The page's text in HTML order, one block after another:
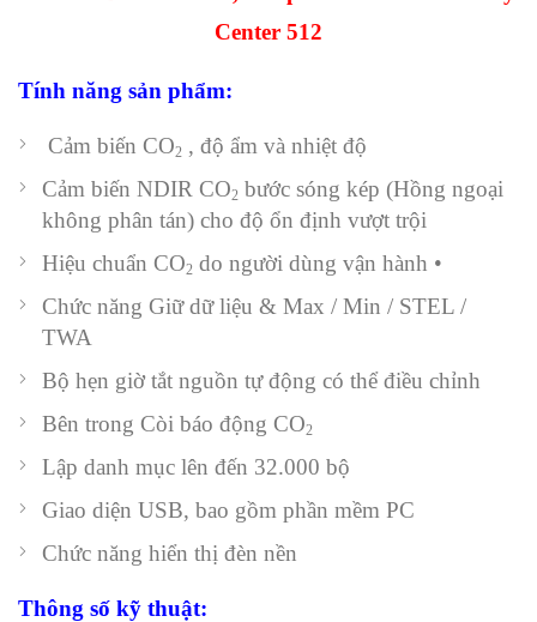
Center 512
Tính năng sản phẩm:
Cảm biến CO2 , độ ẩm và nhiệt độ
Cảm biến NDIR CO2 bước sóng kép (Hồng ngoại
không phân tán) cho độ ổn định vượt trội
Hiệu chuẩn CO2 do người dùng vận hành •
Chức năng Giữ dữ liệu & Max / Min / STEL /
TWA
Bộ hẹn giờ tắt nguồn tự động có thể điều chỉnh
Bên trong Còi báo động CO2
Lập danh mục lên đến 32.000 bộ
Giao diện USB, bao gồm phần mềm PC
Chức năng hiển thị đèn nền
Thông số kỹ thuật: